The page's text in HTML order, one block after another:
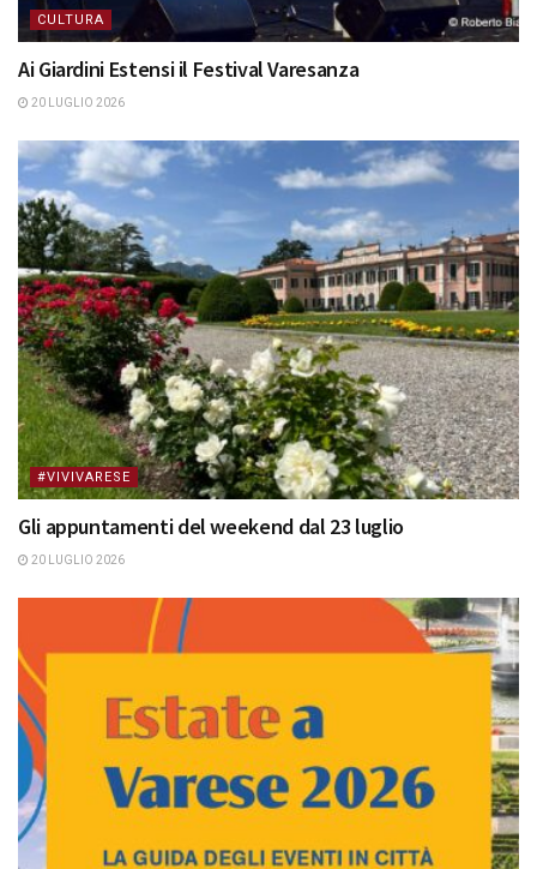
CULTURA
Ai Giardini Estensi il Festival Varesanza
20 LUGLIO 2026
#VIVIVARESE
Gli appuntamenti del weekend dal 23 luglio
20 LUGLIO 2026